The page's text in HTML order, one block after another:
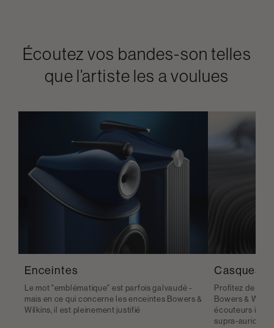
Écoutez vos bandes-son telles
que l’artiste les a voulues
Enceintes
Le mot "emblématique" est parfois galvaudé -
mais en ce qui concerne les enceintes Bowers &
Wilkins, il est pleinement justifié
Casques
Profitez de la
Bowers &
écouteurs
supra-